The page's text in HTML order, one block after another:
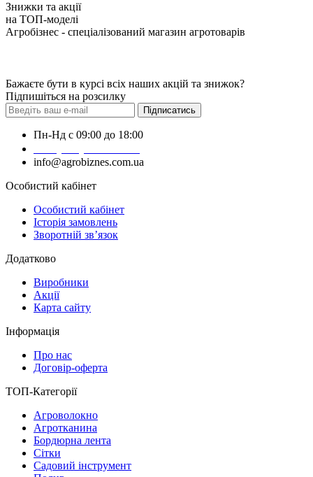
Знижки та акції
на ТОП-моделі
Агробізнес - спеціалізований магазин агротоварів
Бажаєте бути в курсі всіх наших акцій та знижок?
Підпишіться на розсилку
Підписатись
Пн-Нд с 09:00 до 18:00
info@agrobiznes.com.ua
Особистий кабінет
Особистий кабінет
Історія замовлень
Зворотній зв’язок
Додатково
Виробники
Акції
Карта сайту
Інформація
Про нас
Договір-оферта
ТОП-Категорії
Агроволокно
Агротканина
Бордюрна лента
Сітки
Садовий інструмент